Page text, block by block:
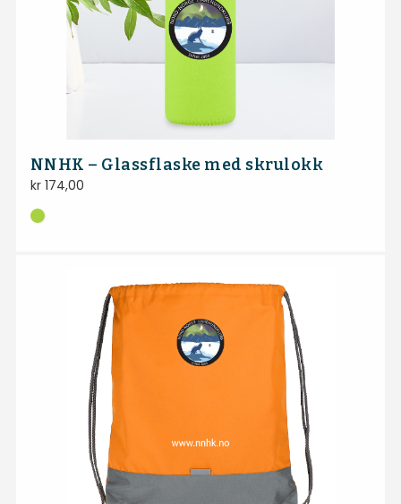
NNHK – Glassflaske med skrulokk
kr174,00